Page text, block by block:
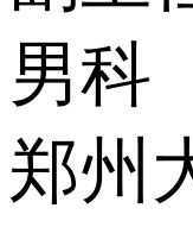
男科
郑州